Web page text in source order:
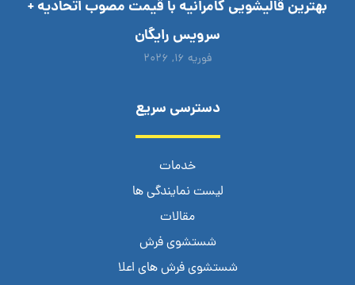
بهترین قالیشویی کامرانیه با قیمت مصوب اتحادیه +
سرویس رایگان
فوریه ۱۶, ۲۰۲۶
دسترسی سریع
خدمات
لیست نمایندگی ها
مقالات
شستشوی فرش
شستشوی فرش های اعلا